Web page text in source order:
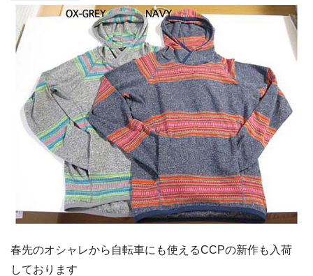
春先のオシャレから自転車にも使えるCCPの新作も入荷
しております